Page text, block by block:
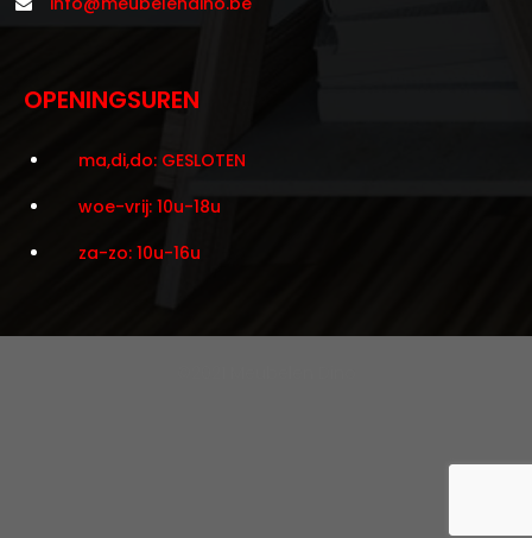
OPENINGSUREN
ma,di,do: GESLOTEN
woe-vrij: 10u-18u
za-zo: 10u-16u